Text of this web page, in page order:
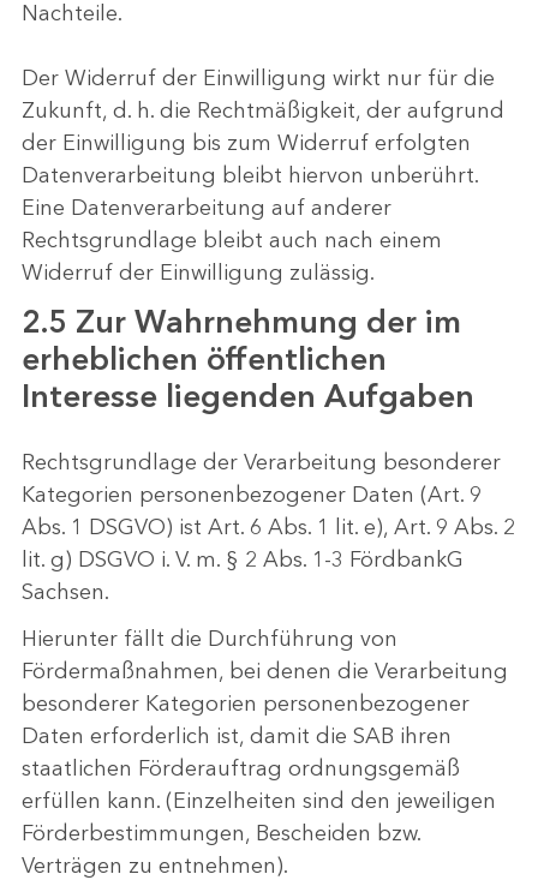
Nachteile.
Der Widerruf der Einwilligung wirkt nur für die
Zukunft, d. h. die Rechtmäßigkeit, der aufgrund
der Einwilligung bis zum Widerruf erfolgten
Datenverarbeitung bleibt hiervon unberührt.
Eine Datenverarbeitung auf anderer
Rechtsgrundlage bleibt auch nach einem
Widerruf der Einwilligung zulässig.
2.5 Zur Wahrnehmung der im
erheblichen öffentlichen
Interesse liegenden Aufgaben
Rechtsgrundlage der Verarbeitung besonderer
Kategorien personenbezogener Daten (Art. 9
Abs. 1 DSGVO) ist Art. 6 Abs. 1 lit. e), Art. 9 Abs. 2
lit. g) DSGVO i. V. m. § 2 Abs. 1-3 FördbankG
Sachsen.
Hierunter fällt die Durchführung von
Fördermaßnahmen, bei denen die Verarbeitung
besonderer Kategorien personenbezogener
Daten erforderlich ist, damit die SAB ihren
staatlichen Förderauftrag ordnungsgemäß
erfüllen kann. (Einzelheiten sind den jeweiligen
Förderbestimmungen, Bescheiden bzw.
Verträgen zu entnehmen).